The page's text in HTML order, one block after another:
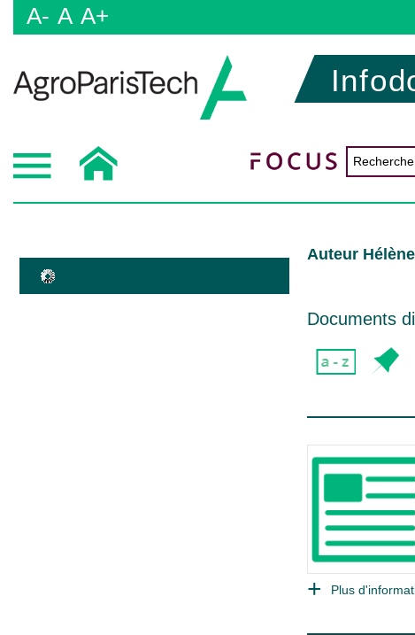
A- A A+
Auteur
Documents
Plus